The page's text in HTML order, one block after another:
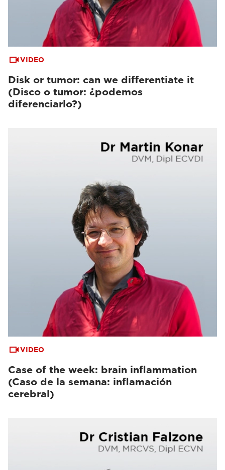
VIDEO
Disk or tumor: can we differentiate it
(Disco o tumor: ¿podemos
diferenciarlo?)
VIDEO
Case of the week: brain inflammation
(Caso de la semana: inflamación
cerebral)